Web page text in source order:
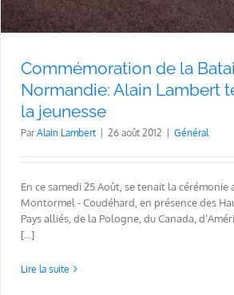
Commémoration de la
Normandie: Alain Lambert
la jeunesse
ParAlain Lambert | 26 août 2012 | Général
En ce samedi 25 Août, se tenait la cérémonie
Montormel - Coudéhard, en présence des
Pays alliés, de la Pologne, du Canada,
[...]
Lire la suite